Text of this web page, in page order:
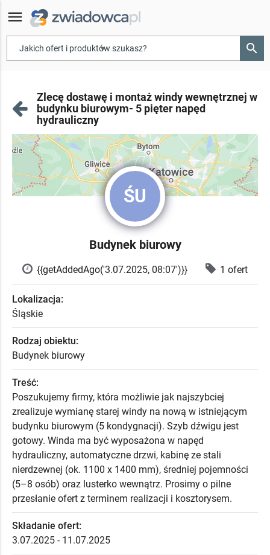
menu
▾ search
Zlecę dostawę i montaż windy wewnętrznej w
budynku biurowym- 5 pięter napęd
hydrauliczny
ŚU
Budynek biurowy
{{getAddedAgo('3.07.2025, 08:07')}} 1 ofert
Lokalizacja:
Śląskie
Rodzaj obiektu:
Budynek biurowy
Treść:
Poszukujemy firmy, która możliwie jak najszybciej
zrealizuje wymianę starej windy na nową w istniejącym
budynku biurowym (5 kondygnacji). Szyb dźwigu jest
gotowy. Winda ma być wyposażona w napęd
hydrauliczny, automatyczne drzwi, kabinę ze stali
nierdzewnej (ok. 1100 x 1400 mm), średniej pojemności
(5–8 osób) oraz lusterko wewnątrz. Prosimy o pilne
przesłanie ofert z terminem realizacji i kosztorysem.
Składanie ofert:
3.07.2025 - 11.07.2025